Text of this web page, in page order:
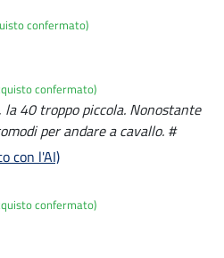
confermato)
confermato)
40 troppo piccola. Nonostante
per andare a cavallo. #
con l'AI)
confermato)